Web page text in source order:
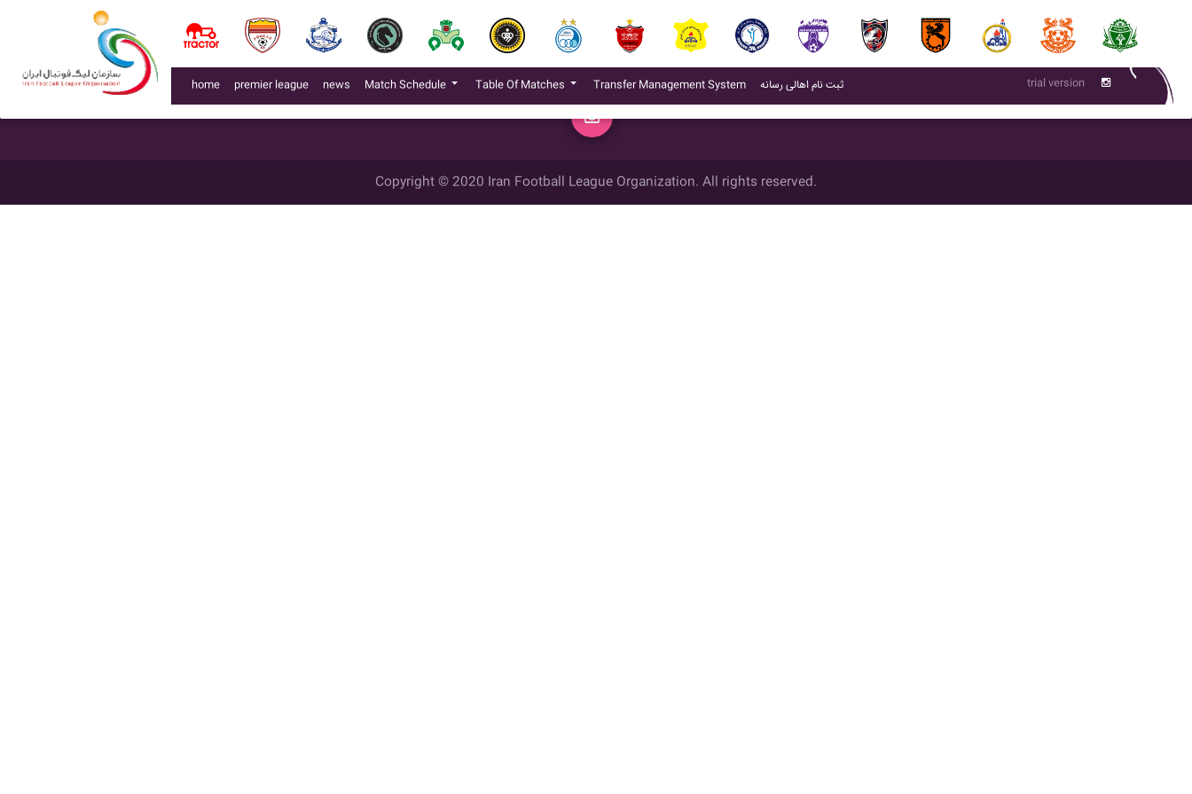
home premier league news(current)
Match Schedule Table Of Matches Transfer Management System(current)
ثبت نام اهالی رسانه(current) trial version
میهمان گل زدهتاریخ زمان
محل برگزاری
خورشید مهر قروه کردستان کانیاو اشنویه 1399/12/0214:30
Copyright © 2020 Iran Football League Organization. All rights reserved.